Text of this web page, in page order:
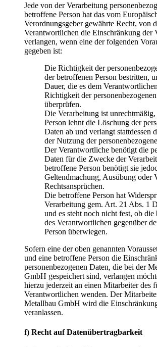
Jede von der Verarbeitung
betroffene Person hat das vom
Verordnungsgeber gewährte Recht, von
Verantwortlichen die Einschränkung der
verlangen, wenn eine der folgenden
gegeben ist:
Die Richtigkeit der
der betroffenen Person bestritten,
Dauer, die es dem
Richtigkeit der
überprüfen.
Die Verarbeitung ist
Person lehnt die Löschung der
Daten ab und verlangt stattdessen
der Nutzung der
Der Verantwortliche benötigt die
Daten für die Zwecke der
betroffene Person benötigt sie
Geltendmachung, Ausübung oder
Rechtsansprüchen.
Die betroffene Person hat
Verarbeitung gem. Art. 21 Abs. 1
und es steht noch nicht fest, ob
des Verantwortlichen gegenüber
Person überwiegen.
Sofern eine der oben genannten
und eine betroffene Person die
personenbezogenen Daten, die bei der
GmbH gespeichert sind, verlangen
hierzu jederzeit an einen Mitarbeiter des
Verantwortlichen wenden. Der
Metallbau GmbH wird die
veranlassen.
f) Recht auf Datenübertragbarkeit